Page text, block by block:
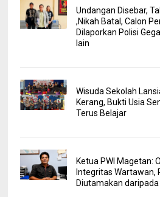
Undangan Disebar,
,Nikah Batal, Calon
Dilaporkan Polisi
lain
Wisuda Sekolah
Kerang, Bukti Usia
Terus Belajar
Ketua PWI Magetan:
Integritas Wartawan,
Diutamakan